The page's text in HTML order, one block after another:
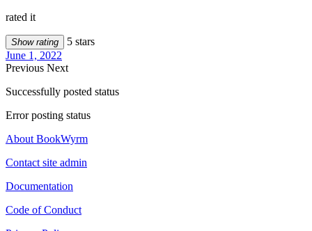
rated it
Show rating
5 stars
June 1, 2022
Previous Next
Successfully posted status
Error posting status
About BookWyrm
Contact site admin
Documentation
Code of Conduct